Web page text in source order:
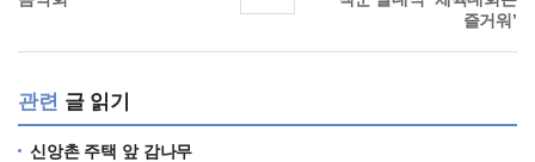
즐거워’
관련 글 읽기
신앙촌 주택 앞 감나무